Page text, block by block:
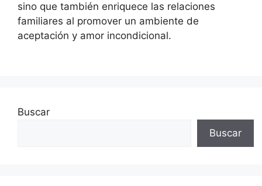
sino que también enriquece las relaciones
familiares al promover un ambiente de
aceptación y amor incondicional.
Buscar
Buscar